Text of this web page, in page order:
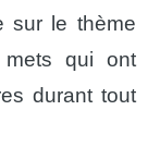
sur le thème
qui ont
durant tout